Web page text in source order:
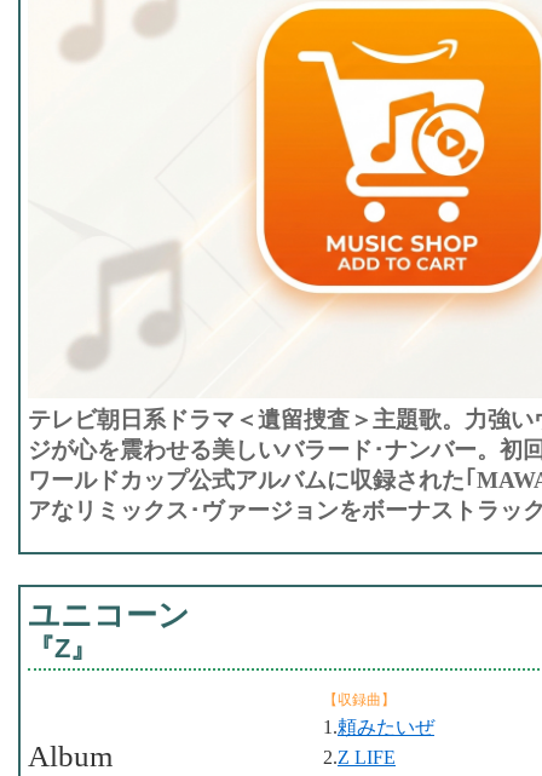
テレビ朝日系ドラマ＜遺留捜査＞主題歌。力強
ジが心を震わせる美しいバラード･ナンバー。初
ワールドカップ公式アルバムに収録された｢
アなリミックス･ヴァージョンをボーナストラッ
ユニコーン
『Z』
【収録曲】
1.頼みたいぜ
2.Z LIFE
Album